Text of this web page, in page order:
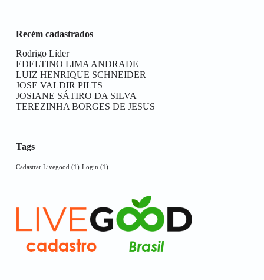
Recém cadastrados
Rodrigo Líder
EDELTINO LIMA ANDRADE
LUIZ HENRIQUE SCHNEIDER
JOSE VALDIR PILTS
JOSIANE SÁTIRO DA SILVA
TEREZINHA BORGES DE JESUS
Tags
Cadastrar Livegood (1) Login (1)